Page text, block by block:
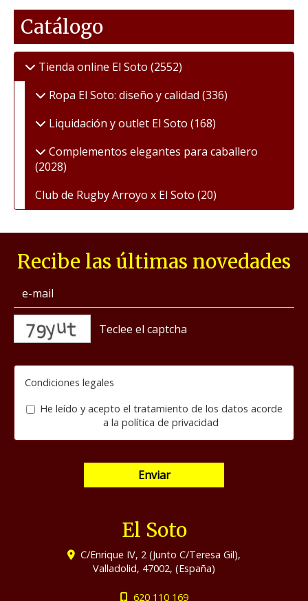
Catálogo
Tienda online El Soto (2552)
Ropa El Soto: diseño y calidad (336)
Liquidación y outlet El Soto (168)
Complementos elegantes para caballero
(2028)
Club de Rugby Arroyo x El Soto (20)
Recibe las últimas novedades
Condiciones legales
He leído y acepto el tratamiento de los datos acorde
a la política de privacidad
Enviar
El Soto
C/Enrique IV, 2 (Junto C/Teresa Gil),
Valladolid, 47002, (España)
620 110 169